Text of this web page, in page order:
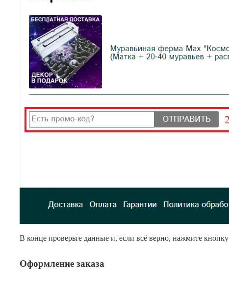
В конце проверьте данные и, если всё верно, нажмите кнопку
Оформление заказа